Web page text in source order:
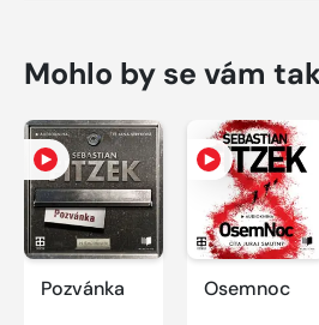
Mohlo by se vám
Pozvánka Osemnoc